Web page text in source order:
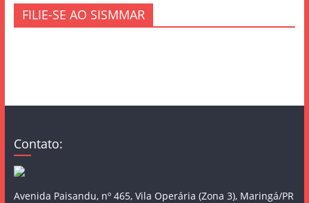
FILIE-SE AO SISMMAR
Contato:
Avenida Paisandu, nº 465, Vila Operária (Zona 3), Maringá/PR